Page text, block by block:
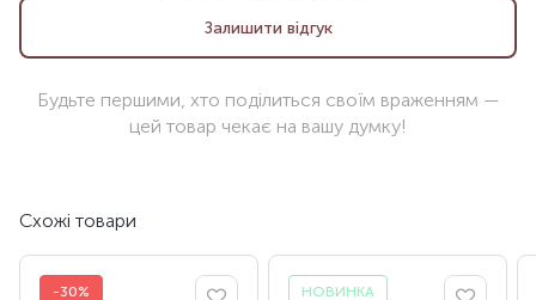
Залишити відгук
Будьте першими, хто поділиться своїм враженням —
цей товар чекає на вашу думку!
Схожі товари
-30% НОВИНКА